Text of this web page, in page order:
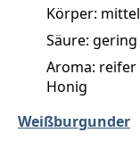
Körper:
Säure: gering
Aroma: reifer
Honig
Weißburgunder